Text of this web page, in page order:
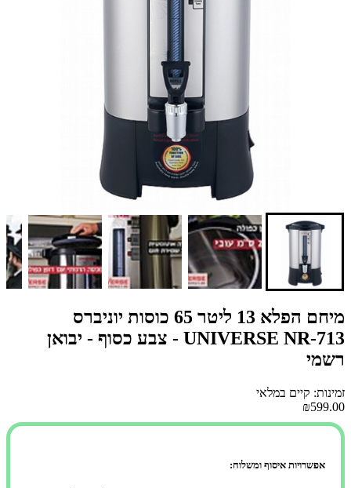
מיחם הפלא 13 ליטר 65 כוסות יוניברס
UNIVERSE NR-713 - צבע כסוף - יבואן
רשמי
זמינות: קיים במלאי
₪599.00
אפשרויות איסוף ומשלוח: